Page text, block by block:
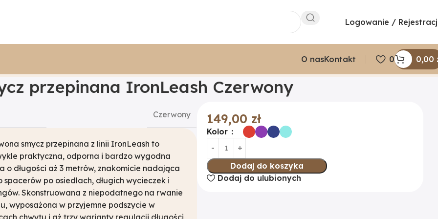
Logowanie /
O nasKontakt 0 0,00
przepinana IronLeash Czerwony
Czerwony
smycz przepinana z linii IronLeash to
praktyczna, odporna i bardzo wygodna
o długości aż 3 metrów, znakomicie nadająca
spacerów po osiedlach, długich wycieczek i
Skonstruowana z niepodatnego na rwanie
wyposażona w przyjemne podszycie w
chwytu i aż trzy warianty regulacji długości,
149,00 zł
Kolor
Dodaj do koszyka
Dodaj do ulubionych